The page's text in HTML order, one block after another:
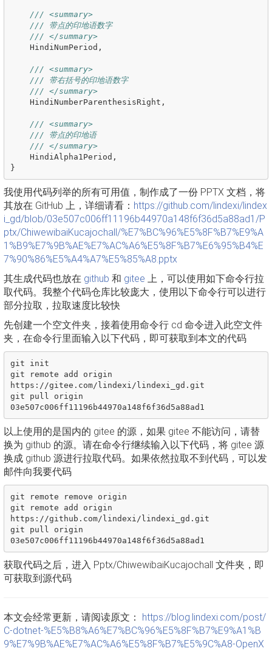
/// <summary>
/// 带点的印地语数字
/// </summary>
HindiNumPeriod ,
/// <summary>
/// 带右括号的印地语数字
/// </summary>
HindiNumberParenthesisRight ,
/// <summary>
/// 带点的印地语
/// </summary>
HindiAlpha1Period ,
}
我使用代码列举的所有可用值，制作成了一份 PPTX 文档，将
其放在 GitHub 上，详细请看： https://github.com/lindexi/lindex
i_gd/blob/03e507c006ff11196b44970a148f6f36d5a88ad1/P
ptx/ChiwewibaiKucajochall/%E7%BC%96%E5%8F%B7%E9%A
1%B9%E7%9B%AE%E7%AC%A6%E5%8F%B7%E6%95%B4%E
7%90%86%E5%A4%A7%E5%85%A8.pptx
其生成代码也放在 github 和 gitee 上，可以使用如下命令行拉
取代码。我整个代码仓库比较庞大，使用以下命令行可以进行
部分拉取，拉取速度比较快
先创建一个空文件夹，接着使用命令行 cd 命令进入此空文件
夹，在命令行里面输入以下代码，即可获取到本文的代码
git init
git remote add origin
https://gitee.com/lindexi/lindexi_gd.git
git pull origin
以上使用的是国内的 gitee 的源，如果 gitee 不能访问，请替
换为 github 的源。请在命令行继续输入以下代码，将 gitee 源
换成 github 源进行拉取代码。如果依然拉取不到代码，可以发
邮件向我要代码
git remote remove origin
git remote add origin
https://github.com/lindexi/lindexi_gd.git
git pull origin
获取代码之后，进入 Pptx/ChiwewibaiKucajochall 文件夹，即
可获取到源代码
本文会经常更新，请阅读原文： https://blog.lindexi.com/post/
C-dotnet-%E5%B8%A6%E7%BC%96%E5%8F%B7%E9%A1%B
9%E7%9B%AE%E7%AC%A6%E5%8F%B7%E5%9C%A8-OpenX